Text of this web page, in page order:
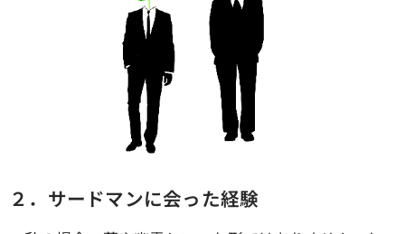
２．サードマンに会った経験